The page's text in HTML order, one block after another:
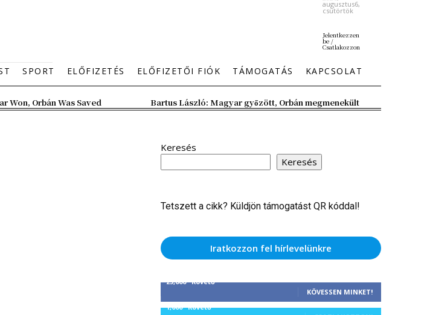
augusztus6,
csütörtök
Jelentkezzen
be /
Csatlakozzon
SPORT ELŐFIZETÉS ELŐFIZETŐI FIÓK TÁMOGATÁS KAPCSOLAT
Won, Orbán Was Saved Bartus László: Magyar győzött, Orbán megmenekült
Keresés
Keresés
Tetszett a cikk? Küldjön támogatást QR kóddal!
Iratkozzon fel hírlevelünkre
25,000 Követő
KÖVESSEN MINKET!
1,000 Követő